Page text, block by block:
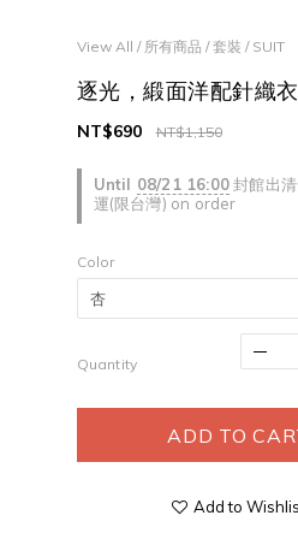
View All / 所有商品 /套裝 / SUIT
逐光，緞面洋配針織
Until 08/21 16:00封館出
運(限台灣) on order
NT$1,150
NT$690
Color
Quantity
ADD TO
Add to